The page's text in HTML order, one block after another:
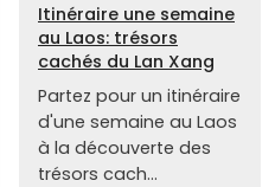
Itinéraire une semaine
au Laos: trésors
cachés du Lan Xang
Partez pour un itinéraire
d'une semaine au Laos
à la découverte des
trésors cach...